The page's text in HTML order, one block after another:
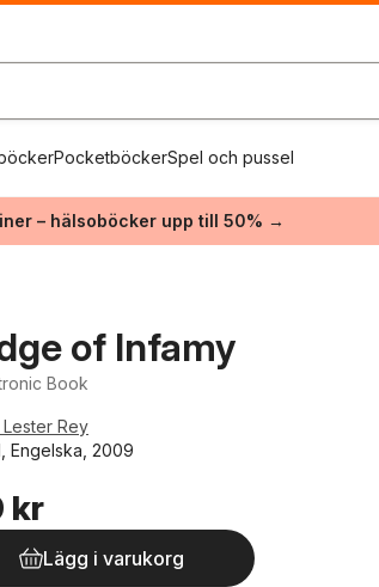
PocketböckerSpel och pussel
– hälsoböcker upp till 50% →
of Infamy
Book
Lester Rey
Engelska, 2009
kr
Lägg i varukorg